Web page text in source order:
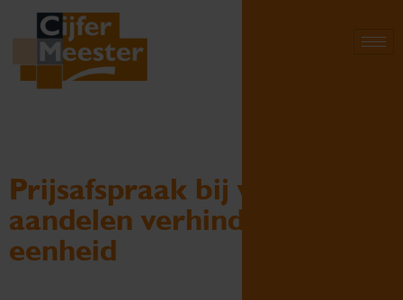
Prijsafspraak bij verkoop
aandelen verhindert fiscale
eenheid